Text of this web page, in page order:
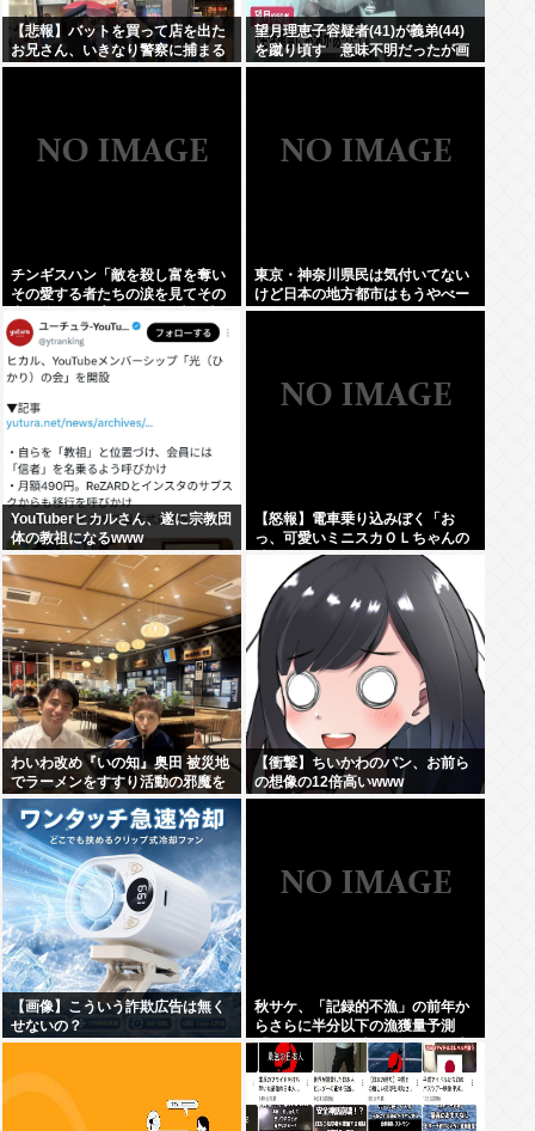
【悲報】バットを買って店を出た
お兄さん、いきなり警察に捕まる
www
望月理恵子容疑者(41)が義弟(44)
を蹴り頃す 意味不明だったが画
像みて納得・・・
チンギスハン「敵を殺し富を奪い
その愛する者たちの涙を見てその
び」
東京・神奈川県民は気付いてない
けど日本の地方都市はもうやべー
ぞ
YouTuberヒカルさん、遂に宗教団
体の教祖になるwww
【怒報】電車乗り込みぼく「お
っ、可愛いミニスカＯＬちゃんの
隣あいてんじゃん！座ったろ！」
→結果w w w w w w w w
わいわ改め『いの知』奥田 被災地
でラーメンをすすり活動の邪魔を
行う
【衝撃】ちいかわのパン、お前ら
の想像の12倍高いwww
【画像】こういう詐欺広告は無く
せないの？
秋サケ、「記録的不漁」の前年か
らさらに半分以下の漁獲量予測
「なぜこれほど減ったのか、日本
人の叡智を集めてもわからな
い…」